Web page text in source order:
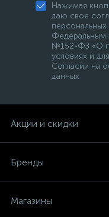
Нажимая
даю свое
Федеральным
№152-ФЗ «О
условиях и
Согласии на
данных
Акции и скидки
Бренды
Магазины